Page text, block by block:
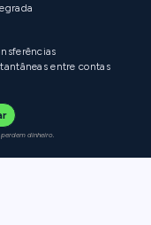
entre contas
dinheiro.